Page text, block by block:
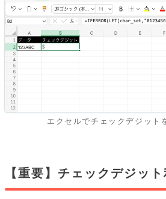
エクセルでチェックデジット
【重要】チェックデジッ